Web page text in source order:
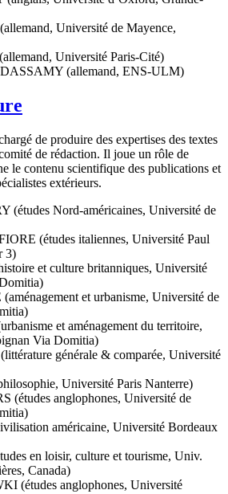
Université de Mayence,
Université Paris-Cité)
(allemand, ENS-ULM)
de produire des expertises des textes
de rédaction. Il joue un rôle de
le contenu scientifique des publications et
extérieurs.
(études Nord-américaines, Université de
(études italiennes, Université Paul
3)
et culture britanniques, Université
et urbanisme, Université de
et aménagement du territoire,
Via Domitia)
générale & comparée, Université
Université Paris Nanterre)
(études anglophones, Université de
américaine, Université Bordeaux
en loisir, culture et tourisme, Univ.
Canada)
(études anglophones, Université